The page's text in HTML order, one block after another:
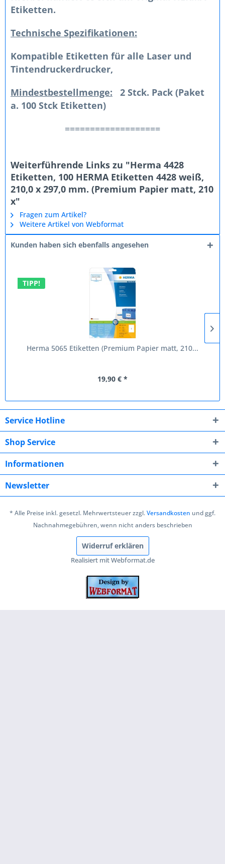
Etiketten.
Technische Spezifikationen:
Kompatible Etiketten für alle Laser und
Tintendruckerdrucker,
Mindestbestellmenge:
2 Stck. Pack (Paket
a. 100 Stck Etiketten)
===================
Weiterführende Links zu "Herma 4428
Etiketten, 100 HERMA Etiketten 4428 weiß,
210,0 x 297,0 mm. (Premium Papier matt, 210
x"
Fragen zum Artikel?
Weitere Artikel von Webformat
Kunden haben sich ebenfalls angesehen
TIPP!
Herma 5065 Etiketten (Premium Papier matt, 210...
19,90 € *
Service Hotline
Shop Service
Informationen
Newsletter
* Alle Preise inkl. gesetzl. Mehrwertsteuer zzgl.Versandkosten und ggf.
Nachnahmegebühren, wenn nicht anders beschrieben
Widerruf erklären
Realisiert mit Webformat.de